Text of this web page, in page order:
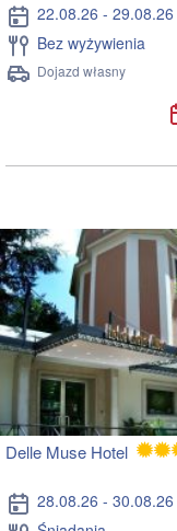
22.08.26 - 29.08.26
Bez wyżywienia
Dojazd własny
Delle Muse Hotel
28.08.26 - 30.08.26